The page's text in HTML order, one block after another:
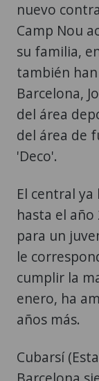
nuevo
Camp Nou
su familia,
también
Barcelona,
del área
del área de
'Deco'.
El central
hasta el
para un
le
cumplir la
enero, ha
años más.
Cubarsí